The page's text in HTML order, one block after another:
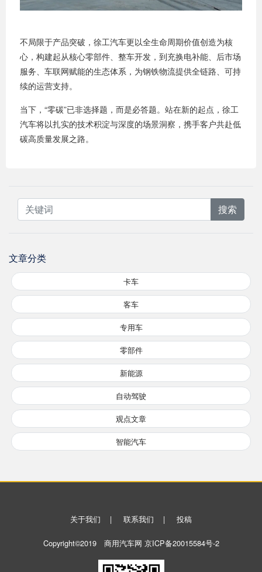
不局限于产品突破，徐工汽车更以全生命周期价值创造为核
心，构建起从核心零部件、整车开发，到充换电补能、后市场
服务、车联网赋能的生态体系，为钢铁物流提供全链路、可持
续的运营支持。
当下，“零碳”已非选择题，而是必答题。站在新的起点，徐工
汽车将以扎实的技术积淀与深度的场景洞察，携手客户共赴低
碳高质量发展之路。
搜索
文章分类
卡车
客车
专用车
零部件
新能源
自动驾驶
观点文章
智能汽车
关于我们 | 联系我们 | 投稿
Copyright©2019 商用汽车网 京ICP备20015584号-2